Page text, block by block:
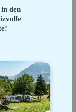
den